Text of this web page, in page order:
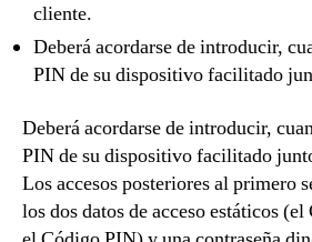
cliente.
Deberá acordarse de introducir,
PIN de su dispositivo facilitado
Deberá acordarse de introducir,
PIN de su dispositivo facilitado
Los accesos posteriores al primero
los dos datos de acceso estáticos